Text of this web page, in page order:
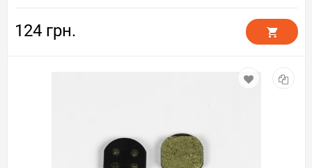
124 грн.